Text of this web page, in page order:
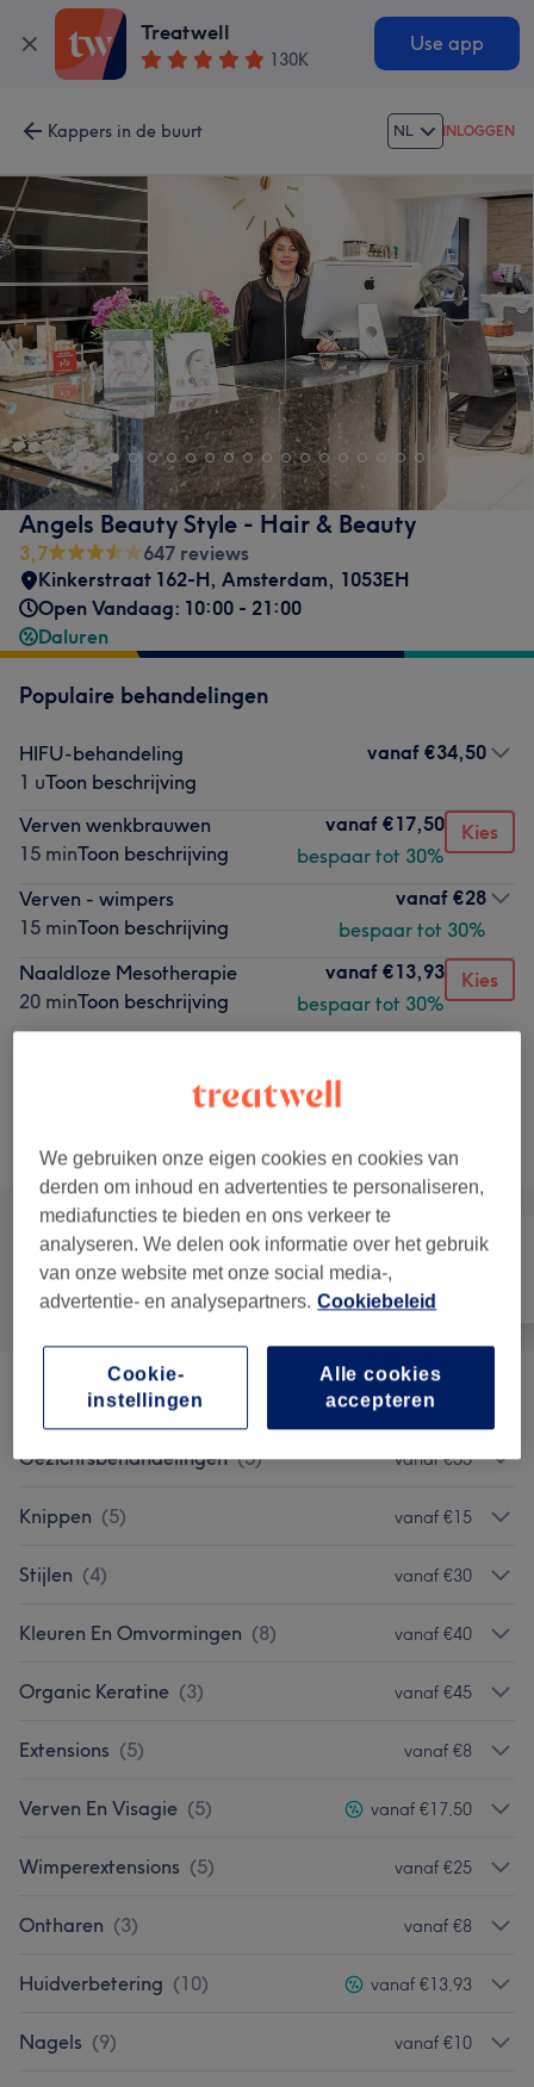
Treatwell
130K
Use app
Kappers in de buurt NL INLOGGEN
Angels Beauty Style - Hair & Beauty
3,7
647 reviews
Kinkerstraat 162-H, Amsterdam, 1053EH
Open Vandaag: 10:00 - 21:00
Daluren
Populaire behandelingen
HIFU-behandeling
1 uToon beschrijving
vanaf €34,50
Verven wenkbrauwen
15 minToon beschrijving
vanaf €17,50
bespaar tot 30%
Kies
Verven - wimpers
15 minToon beschrijving
vanaf €28
bespaar tot 30%
Naaldloze Mesotherapie
20 minToon beschrijving
vanaf €13,93
bespaar tot 30%
Kies
bespaar tot 30%
Alle behandelingen
Wenkbrauwen Lift (1 vanaf €60
Gezichtsbehandelingen (5) vanaf €55
Knippen (5) vanaf €15
Stijlen (4) vanaf €30
Kleuren En Omvormingen (8) vanaf €40
Organic Keratine (3) vanaf €45
Extensions (5) vanaf €8
Verven En Visagie (5) vanaf €17,50
Wimperextensions (5) vanaf €25
Ontharen (3) vanaf €8
Huidverbetering (10) vanaf €13,93
Nagels (9) vanaf €10
We gebruiken onze eigen cookies en cookies van
derden om inhoud en advertenties te personaliseren,
mediafuncties te bieden en ons verkeer te
analyseren. We delen ook informatie over het gebruik
van onze website met onze social media-,
advertentie- en analysepartners. Cookiebeleid
Alle cookies
accepteren
Cookie-
instellingen